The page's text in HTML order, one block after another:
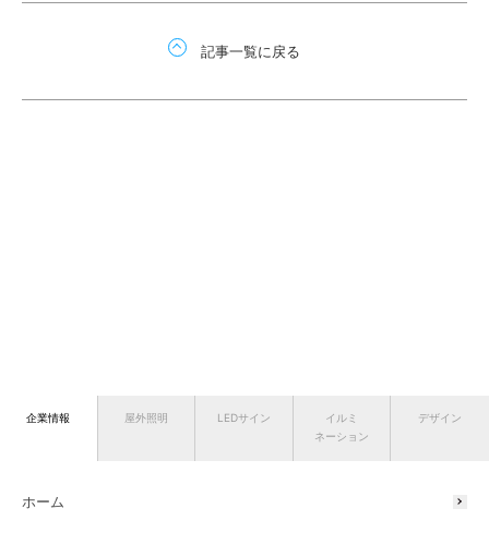
企業情報 屋外照明 LEDサイン
イルミ
ネーション
デザイン
ホーム
記事一覧に戻る